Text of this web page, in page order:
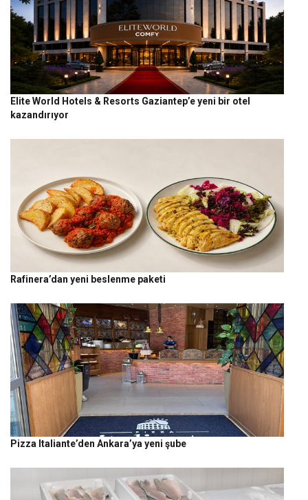
Elite World Hotels & Resorts Gaziantep’e yeni bir otel
kazandırıyor
Rafinera’dan yeni beslenme paketi
Pizza Italiante’den Ankara’ya yeni şube